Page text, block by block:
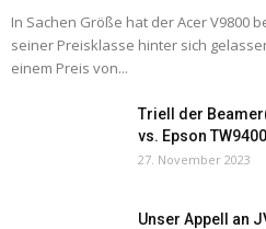
In Sachen Größe hat der Acer V9800
seiner Preisklasse hinter sich
einem Preis von...
Triell der
vs. Epson
27. November 2023
Unser Appell an